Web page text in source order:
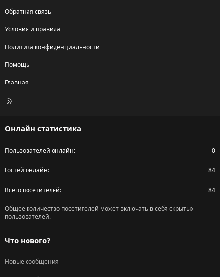
Обратная связь
Условия и правила
Политика конфиденциальности
Помощь
Главная
R
Онлайн статистика
Пользователей онлайн 0
Гостей онлайн 84
Всего посетителей 84
Общее количество посетителей может включать в себя скрытых
пользователей.
Что нового?
Новые сообщения